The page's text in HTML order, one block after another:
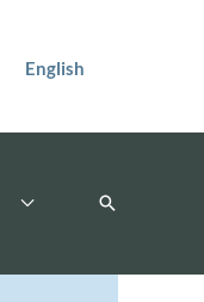
English
Buscar